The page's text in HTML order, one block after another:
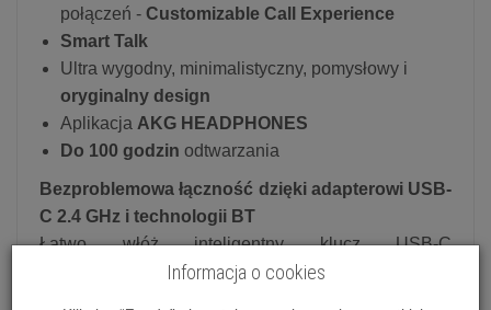
połączeń - Customizable Call Experience
Smart Talk
Ultra wygodny, minimalistyczny, pomysłowy i
oryginalny design
Aplikacja AKG HEADPHONES
Do 100 godzin odtwarzania
Bezproblemowa łączność dzięki adapterowi USB-
C 2.4 GHz i technologii BT
Łatwo włóż inteligentny klucz USB-C
przechowywany w nauszniku (w zestawie złącze
Informacja o cookies